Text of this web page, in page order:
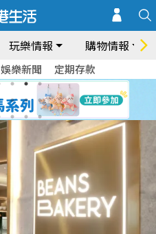
玩樂情報 購物情報
娛樂新聞 定期存款